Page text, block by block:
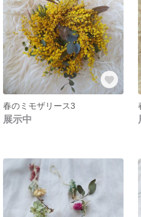
春のミモザリース3
展示中